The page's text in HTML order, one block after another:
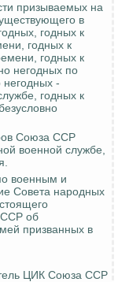
призываемых на
в
годных к
годных к
годных к
негодных по
негодных -
годных к
Союза ССР
военной службе,
военным и
Совета народных
ССР об
призванных в
ЦИК Союза ССР